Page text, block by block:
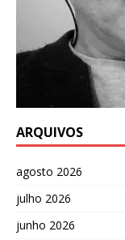
ARQUIVOS
agosto 2026
julho 2026
junho 2026